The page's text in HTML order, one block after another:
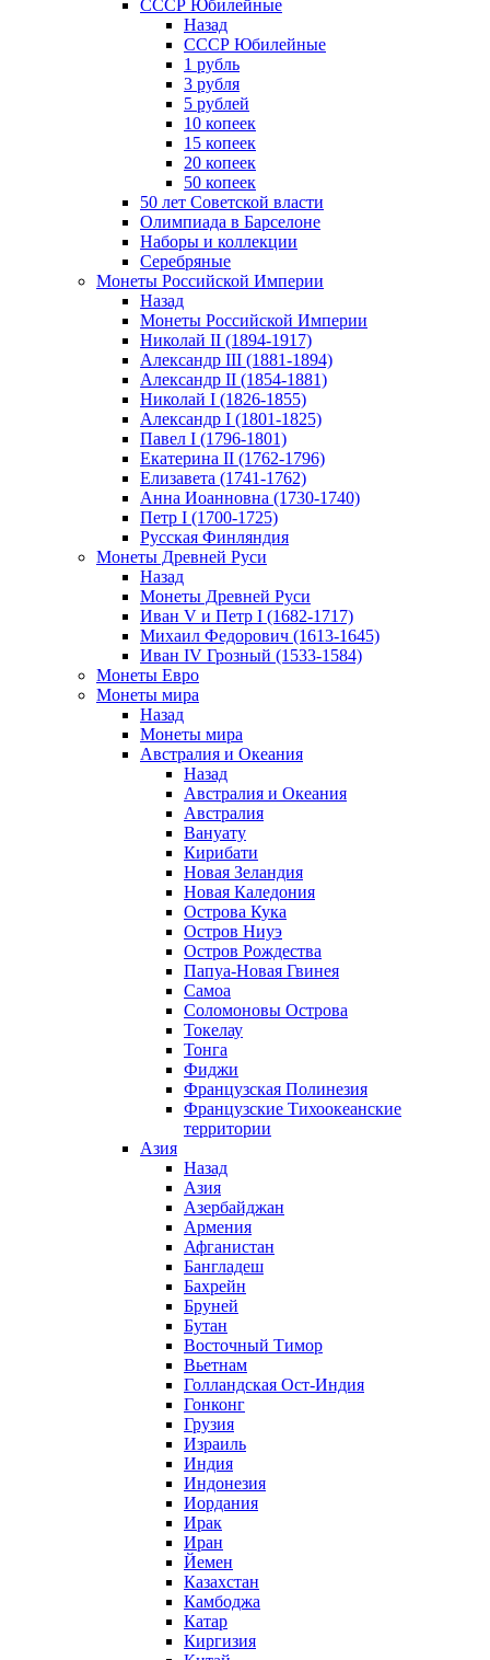
СССР Юбилейные
Назад
СССР Юбилейные
1 рубль
3 рубля
5 рублей
10 копеек
15 копеек
20 копеек
50 копеек
50 лет Советской власти
Олимпиада в Барселоне
Наборы и коллекции
Серебряные
Монеты Российской Империи
Назад
Монеты Российской Империи
Николай II (1894-1917)
Александр III (1881-1894)
Александр II (1854-1881)
Николай I (1826-1855)
Александр I (1801-1825)
Павел I (1796-1801)
Екатерина II (1762-1796)
Елизавета (1741-1762)
Анна Иоанновна (1730-1740)
Петр I (1700-1725)
Русская Финляндия
Монеты Древней Руси
Назад
Монеты Древней Руси
Иван V и Петр I (1682-1717)
Михаил Федорович (1613-1645)
Иван IV Грозный (1533-1584)
Монеты Евро
Монеты мира
Назад
Монеты мира
Австралия и Океания
Назад
Австралия и Океания
Австралия
Вануату
Кирибати
Новая Зеландия
Новая Каледония
Острова Кука
Остров Ниуэ
Остров Рождества
Папуа-Новая Гвинея
Самоа
Соломоновы Острова
Токелау
Тонга
Фиджи
Французская Полинезия
Французские Тихоокеанские
территории
Азия
Назад
Азия
Азербайджан
Армения
Афганистан
Бангладеш
Бахрейн
Бруней
Бутан
Восточный Тимор
Вьетнам
Голландская Ост-Индия
Гонконг
Грузия
Израиль
Индия
Индонезия
Иордания
Ирак
Иран
Йемен
Казахстан
Камбоджа
Катар
Киргизия